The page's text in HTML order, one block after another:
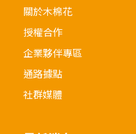
關於木棉花
授權合作
企業夥伴專區
通路據點
社群媒體